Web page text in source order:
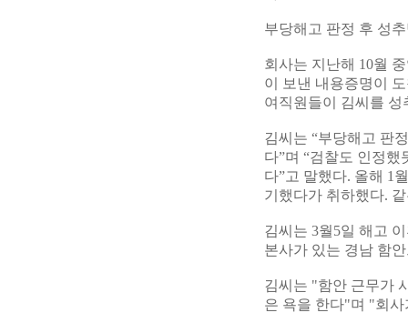
부당해고 판정 후 성
회사는 지난해 10월
이 보낸 내용증명이
여직원들이 김씨를
김씨는 “부당해고 판
다”며 “검찰도 인정
다”고 말했다. 올해 1
기했다가 취하했다.
김씨는 3월5일 해고
본사가 있는 경남 함
김씨는 "함안 근무가
은 욕을 한다"며 "회